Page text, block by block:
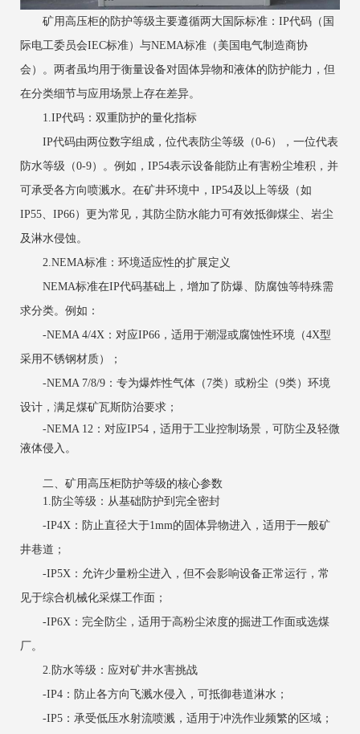
矿用高压柜的防护等级主要遵循两大国际标准：‌IP代码（国
际电工委员会IEC标准）‌与‌NEMA标准（美国电气制造商协
会）‌。两者虽均用于衡量设备对固体异物和液体的防护能力，但
在分类细节与应用场景上存在差异。
1.IP代码：双重防护的量化指标
IP代码由两位数字组成，位代表防尘等级（0-6），一位代表
防水等级（0-9）。例如，IP54表示设备能防止有害粉尘堆积，并
可承受各方向喷溅水。在矿井环境中，IP54及以上等级（如
IP55、IP66）更为常见，其防尘防水能力可有效抵御煤尘、岩尘
及淋水侵蚀。
2.NEMA标准：环境适应性的扩展定义
NEMA标准在IP代码基础上，增加了防爆、防腐蚀等特殊需
求分类。例如：
‌-NEMA 4/4X‌：对应IP66，适用于潮湿或腐蚀性环境（4X型
采用不锈钢材质）；
‌-NEMA 7/8/9‌：专为爆炸性气体（7类）或粉尘（9类）环境
设计，满足煤矿瓦斯防治要求；
‌-NEMA 12‌：对应IP54，适用于工业控制场景，可防尘及轻微
液体侵入。
二、矿用高压柜防护等级的核心参数
1.防尘等级：从基础防护到完全密封
‌-IP4X‌：防止直径大于1mm的固体异物进入，适用于一般矿
井巷道；
‌-IP5X‌：允许少量粉尘进入，但不会影响设备正常运行，常
见于综合机械化采煤工作面；
‌-IP6X‌：完全防尘，适用于高粉尘浓度的掘进工作面或选煤
厂。
2.防水等级：应对矿井水害挑战
‌-IP4‌：防止各方向飞溅水侵入，可抵御巷道淋水；
‌-IP5‌：承受低压水射流喷溅，适用于冲洗作业频繁的区域；